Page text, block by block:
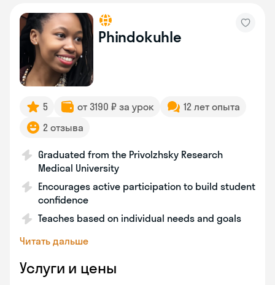
Phindokuhle
5 от 3190 ₽ за урок
12 лет опыта
2 отзыва
Graduated from the Privolzhsky Research
Medical University
Encourages active participation to build student
confidence
Teaches based on individual needs and goals
Читать дальше
Услуги и цены